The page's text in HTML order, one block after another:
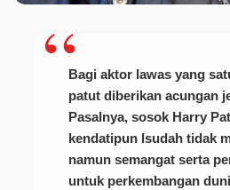
Bagi aktor lawas yang
patut diberikan acungan
Pasalnya, sosok Harry
kendatipun lsudah tidak
namun semangat serta
untuk perkembangan